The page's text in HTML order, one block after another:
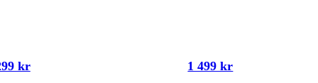
kr 1 499 kr